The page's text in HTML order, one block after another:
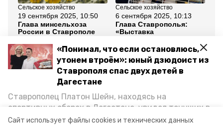
Сайт использует файлы cookies и технических данных
«Понимал, что если остановлюсь,
утонем втроём»: юный дзюдоист из
Ставрополя спас двух детей в
Дагестане
Ставрополец Платон Шейн, находясь на
спортивных сборах в Дегестане, увидел тонущих в
Каспийском море детей и бросился на помощь. По
Сельское хозяйство
19 сентября 2025, 10:50
Глава минсельхоза
России в Ставрополе
модернизации
сельхозколледжей
Сельское хозяйство
6 сентября 2025, 10:13
Глава Ставрополья:
«Выставка
из главных событий в
крае»
Все новости
яблоки изобильненский округ